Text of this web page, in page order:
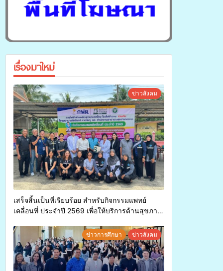
เรื่องมาใหม่
ข่าวสังคม
เสร็จสิ้นเป็นที่เรียบร้อย สำหรับกิจกรรมแพทย์
เคลื่อนที่ ประจำปี 2569 เพื่อให้บริการด้านสุขภาพ
ข่าวการศึกษา ข่าวสังคม